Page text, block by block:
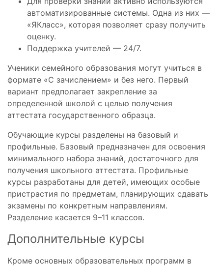
автоматизированные системы. Одна из них —
«ЯКласс», которая позволяет сразу получить
оценку.
Поддержка учителей — 24/7.
Ученики семейного образования могут учиться в
формате «С зачислением» и без него. Первый
вариант предполагает закрепление за
определенной школой с целью получения
аттестата государственного образца.
Обучающие курсы разделены на базовый и
профильные. Базовый предназначен для освоения
минимального набора знаний, достаточного для
получения школьного аттестата. Профильные
курсы разработаны для детей, имеющих особые
пристрастия по предметам, планирующих сдавать
экзамены по конкретным направлениям.
Разделение касается 9–11 классов.
Дополнительные курсы
Кроме основных образовательных программ в